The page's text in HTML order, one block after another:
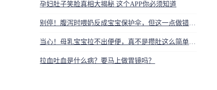
孕妇肚子笑脸真相大揭秘 这个APP你必须知道
别停！腹泻时喂奶反成宝宝保护伞，但这一点做错就危险了
当心！母乳宝宝拉不出便便，真不是攒肚这么简单！背后原因扎心了
拉血吐血是什么病？要马上做胃镜吗？